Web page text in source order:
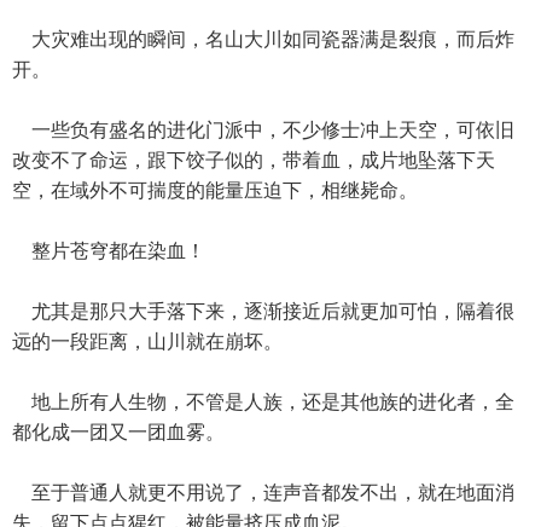
大灾难出现的瞬间，名山大川如同瓷器满是裂痕，而后炸
开。
一些负有盛名的进化门派中，不少修士冲上天空，可依旧
改变不了命运，跟下饺子似的，带着血，成片地坠落下天
空，在域外不可揣度的能量压迫下，相继毙命。
整片苍穹都在染血！
尤其是那只大手落下来，逐渐接近后就更加可怕，隔着很
远的一段距离，山川就在崩坏。
地上所有人生物，不管是人族，还是其他族的进化者，全
都化成一团又一团血雾。
至于普通人就更不用说了，连声音都发不出，就在地面消
失，留下点点猩红，被能量挤压成血泥。